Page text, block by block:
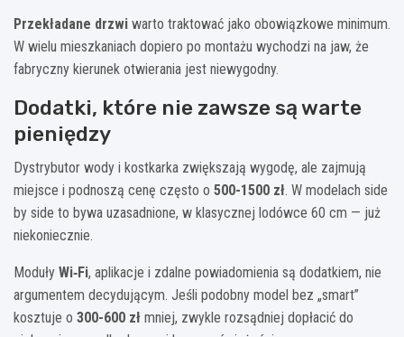
Przekładane drzwi warto traktować jako obowiązkowe minimum.
W wielu mieszkaniach dopiero po montażu wychodzi na jaw, że
fabryczny kierunek otwierania jest niewygodny.
Dodatki, które nie zawsze są warte
pieniędzy
Dystrybutor wody i kostkarka zwiększają wygodę, ale zajmują
miejsce i podnoszą cenę często o 500-1500 zł. W modelach side
by side to bywa uzasadnione, w klasycznej lodówce 60 cm — już
niekoniecznie.
Moduły Wi‑Fi, aplikacje i zdalne powiadomienia są dodatkiem, nie
argumentem decydującym. Jeśli podobny model bez „smart”
kosztuje o 300-600 zł mniej, zwykle rozsądniej dopłacić do